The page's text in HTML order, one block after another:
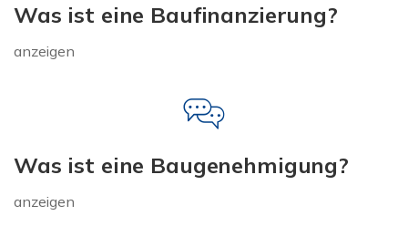
Was ist eine Baufinanzierung?
anzeigen
Was ist eine Baugenehmigung?
anzeigen